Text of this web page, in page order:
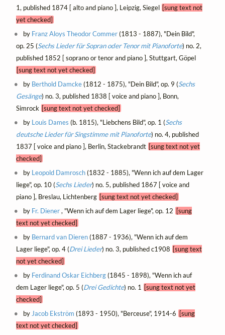
1, published 1874 [ alto and piano ], Leipzig, Siegel [sung text not
yet checked]
by Franz Aloys Theodor Commer(1813 - 1887), "Dein Bild",
op. 25 (Sechs Lieder für Sopran oder Tenor mit Pianoforte) no. 2,
published 1852 [ soprano or tenor and piano ], Stuttgart, Göpel
[sung text not yet checked]
by Berthold Damcke(1812 - 1875), "Dein Bild", op. 9 (Sechs
Gesänge) no. 3, published 1838 [ voice and piano ], Bonn,
Simrock [sung text not yet checked]
by Louis Dames (b. 1815), "Liebchens Bild", op. 1 (Sechs
deutsche Lieder für Singstimme mit Pianoforte) no. 4, published
1837 [ voice and piano ], Berlin, Stackebrandt [sung text not yet
checked]
by Leopold Damrosch(1832 - 1885), "Wenn ich auf dem Lager
liege", op. 10 (Sechs Lieder) no. 5, published 1867 [ voice and
piano ], Breslau, Lichtenberg [sung text not yet checked]
by Fr. Diener, "Wenn ich auf dem Lager liege", op. 12 [sung
text not yet checked]
by Bernard van Dieren(1887 - 1936), "Wenn ich auf dem
Lager liege", op. 4 (Drei Lieder) no. 3, published c1908 [sung text
not yet checked]
by Ferdinand Oskar Eichberg(1845 - 1898), "Wenn ich auf
dem Lager liege", op. 5 (Drei Gedichte) no. 1 [sung text not yet
checked]
byJacob Ekström (1893 - 1950), "Berceuse", 1914-6 [sung
text not yet checked]